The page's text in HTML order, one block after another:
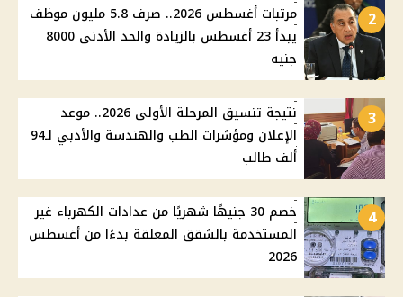
2
مرتبات أغسطس 2026.. صرف 5.8 مليون موظف
يبدأ 23 أغسطس بالزيادة والحد الأدنى 8000
جنيه
3
نتيجة تنسيق المرحلة الأولى 2026.. موعد
الإعلان ومؤشرات الطب والهندسة والأدبي لـ94
ألف طالب
4
خصم 30 جنيهًا شهريًا من عدادات الكهرباء غير
المستخدمة بالشقق المغلقة بدءًا من أغسطس
2026